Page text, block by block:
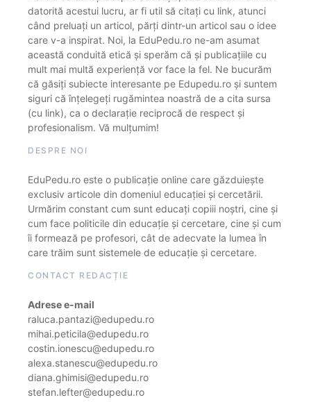
datorită acestui lucru, ar fi util să citați cu link, atunci
când preluați un articol, părți dintr-un articol sau o idee
care v-a inspirat. Noi, la EduPedu.ro ne-am asumat
această conduită etică și sperăm că și publicațiile cu
mult mai multă experiență vor face la fel. Ne bucurăm
că găsiți subiecte interesante pe Edupedu.ro și suntem
siguri că înțelegeți rugămintea noastră de a cita sursa
(cu link), ca o declarație reciprocă de respect și
profesionalism. Vă mulțumim!
DESPRE NOI
EduPedu.ro este o publicație online care găzduiește
exclusiv articole din domeniul educației și cercetării.
Urmărim constant cum sunt educați copiii noștri, cine și
cum face politicile din educație și cercetare, cine și cum
îi formează pe profesori, cât de adecvate la lumea în
care trăim sunt sistemele de educație și cercetare.
CONTACT REDACȚIE
Adrese e-mail
raluca.pantazi@edupedu.ro
mihai.peticila@edupedu.ro
costin.ionescu@edupedu.ro
alexa.stanescu@edupedu.ro
diana.ghimisi@edupedu.ro
stefan.lefter@edupedu.ro